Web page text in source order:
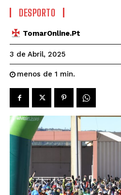
DESPORTO
TomarOnline.pt
3 de Abril, 2025
menos de 1 min.